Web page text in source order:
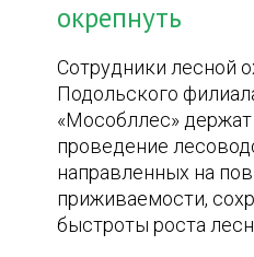
окрепнуть
Сотрудники лесной
Подольского
«Мособллес»
проведение
направленных на
приживаемости,
быстроты роста